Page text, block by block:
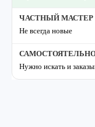
Не всегда новые
Нужно искать и